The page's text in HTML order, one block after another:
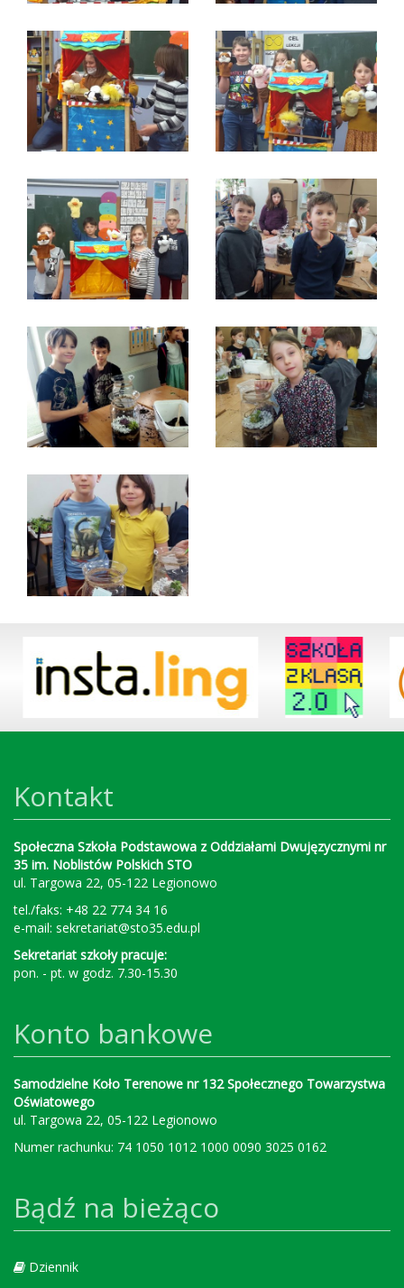
Kontakt
Społeczna Szkoła Podstawowa z Oddziałami Dwujęzycznymi nr
35 im. Noblistów Polskich STO
ul. Targowa 22, 05-122 Legionowo
tel./faks: +48 22 774 34 16
e-mail: sekretariat@sto35.edu.pl
Sekretariat szkoły pracuje:
pon. - pt. w godz. 7.30-15.30
Konto bankowe
Samodzielne Koło Terenowe nr 132 Społecznego Towarzystwa
Oświatowego
ul. Targowa 22, 05-122 Legionowo
Numer rachunku: 74 1050 1012 1000 0090 3025 0162
Bądź na bieżąco
Dziennik